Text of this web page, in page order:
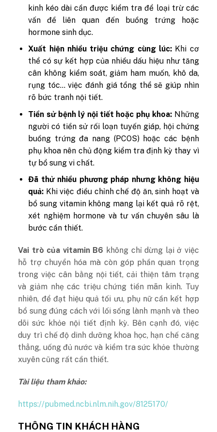
kinh kéo dài cần được kiểm tra để loại trừ các
vấn đề liên quan đến buồng trứng hoặc
hormone sinh dục.
Xuất hiện nhiều triệu chứng cùng lúc: Khi cơ
thể có sự kết hợp của nhiều dấu hiệu như tăng
cân không kiểm soát, giảm ham muốn, khô da,
rụng tóc… việc đánh giá tổng thể sẽ giúp nhìn
rõ bức tranh nội tiết.
Tiền sử bệnh lý nội tiết hoặc phụ khoa: Những
người có tiền sử rối loạn tuyến giáp, hội chứng
buồng trứng đa nang (PCOS) hoặc các bệnh
phụ khoa nên chủ động kiểm tra định kỳ thay vì
tự bổ sung vi chất.
Đã thử nhiều phương pháp nhưng không hiệu
quả: Khi việc điều chỉnh chế độ ăn, sinh hoạt và
bổ sung vitamin không mang lại kết quả rõ rệt,
xét nghiệm hormone và tư vấn chuyên sâu là
bước cần thiết.
Vai trò của vitamin B6 không chỉ dừng lại ở việc
hỗ trợ chuyển hóa mà còn góp phần quan trọng
trong việc cân bằng nội tiết, cải thiện tâm trạng
và giảm nhẹ các triệu chứng tiền mãn kinh. Tuy
nhiên, để đạt hiệu quả tối ưu, phụ nữ cần kết hợp
bổ sung đúng cách với lối sống lành mạnh và theo
dõi sức khỏe nội tiết định kỳ. Bên cạnh đó, việc
duy trì chế độ dinh dưỡng khoa học, hạn chế căng
thẳng, uống đủ nước và kiểm tra sức khỏe thường
xuyên cũng rất cần thiết.
Tài liệu tham khảo:
https://pubmed.ncbi.nlm.nih.gov/8125170/
THÔNG TIN KHÁCH HÀNG